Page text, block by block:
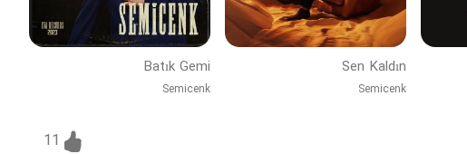
Sen Kaldın
Semicenk
Batık Gemi
Semicenk
11